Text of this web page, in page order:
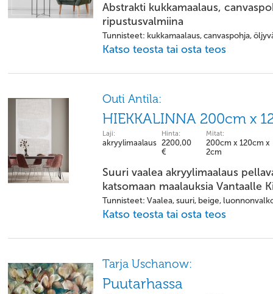
Abstrakti kukkamaalaus,
ripustusvalmiina
Tunnisteet: kukkamaalaus, canvaspohja,
Katso teosta tai osta teos
Outi Antila:
HIEKKALINNA 200cm x
Laji:
akryylimaalaus
Hinta:
2200,00
€
Mitat:
200cm x 120cm x
2cm
Suuri vaalea akryylimaalaus
katsomaan maalauksia
Tunnisteet: Vaalea, suuri, beige,
Katso teosta tai osta teos
Tarja Uschanow:
Puutarhassa